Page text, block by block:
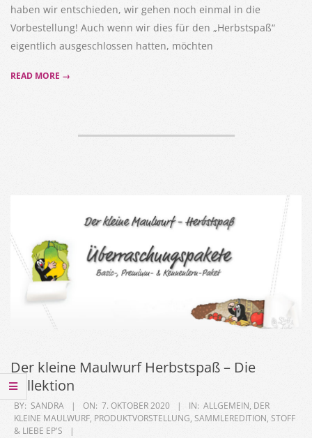
haben wir entschieden, wir gehen noch einmal in die
Vorbestellung! Auch wenn wir dies für den „Herbstspaß“
eigentlich ausgeschlossen hatten, möchten
READ MORE →
Der kleine Maulwurf Herbstspaß – Die
Kollektion
2020-
10-
BY: SANDRA ON: 7. OKTOBER 2020 IN: ALLGEMEIN, DER
KLEINE MAULWURF, PRODUKTVORSTELLUNG, SAMMLEREDITION, STOFF
& LIEBE EP'S